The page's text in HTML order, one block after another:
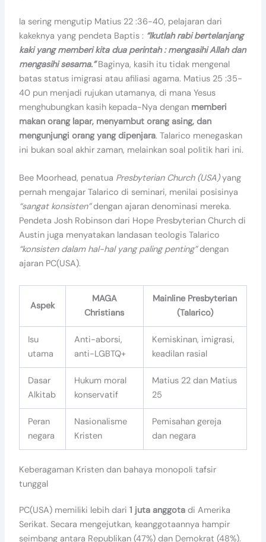
Ia sering mengutip Matius 22 :36-40, pelajaran dari
kakeknya yang pendeta Baptis : “Ikutlah rabi bertelanjang
kaki yang memberi kita dua perintah : mengasihi Allah dan
mengasihi sesama.”Baginya, kasih itu tidak mengenal
batas status imigrasi atau afiliasi agama. Matius 25 :35-
40 pun menjadi rujukan utamanya, di mana Yesus
menghubungkan kasih kepada-Nya dengan memberi
makan orang lapar, menyambut orang asing, dan
mengunjungi orang yang dipenjara. Talarico menegaskan
ini bukan soal akhir zaman, melainkan soal politik hari ini.
Bee Moorhead, penatua Presbyterian Church (USA)yang
pernah mengajar Talarico di seminari, menilai posisinya
“sangat konsisten”dengan ajaran denominasi mereka.
Pendeta Josh Robinson dari Hope Presbyterian Church di
Austin juga menyatakan landasan teologis Talarico
“konsisten dalam hal-hal yang paling penting”dengan
ajaran PC(USA).
Aspek
MAGA
Christians
Mainline Presbyterian
(Talarico)
Isu
utama
Anti-aborsi,
anti-LGBTQ+
Kemiskinan, imigrasi,
keadilan rasial
Dasar
Alkitab
Hukum moral
konservatif
Matius 22 dan Matius
25
Peran
negara
Nasionalisme
Kristen
Pemisahan gereja
dan negara
Keberagaman Kristen dan bahaya monopoli tafsir
tunggal
PC(USA) memiliki lebih dari 1 juta anggotadi Amerika
Serikat. Secara mengejutkan, keanggotaannya hampir
seimbang antara Republikan (47%) dan Demokrat (48%).